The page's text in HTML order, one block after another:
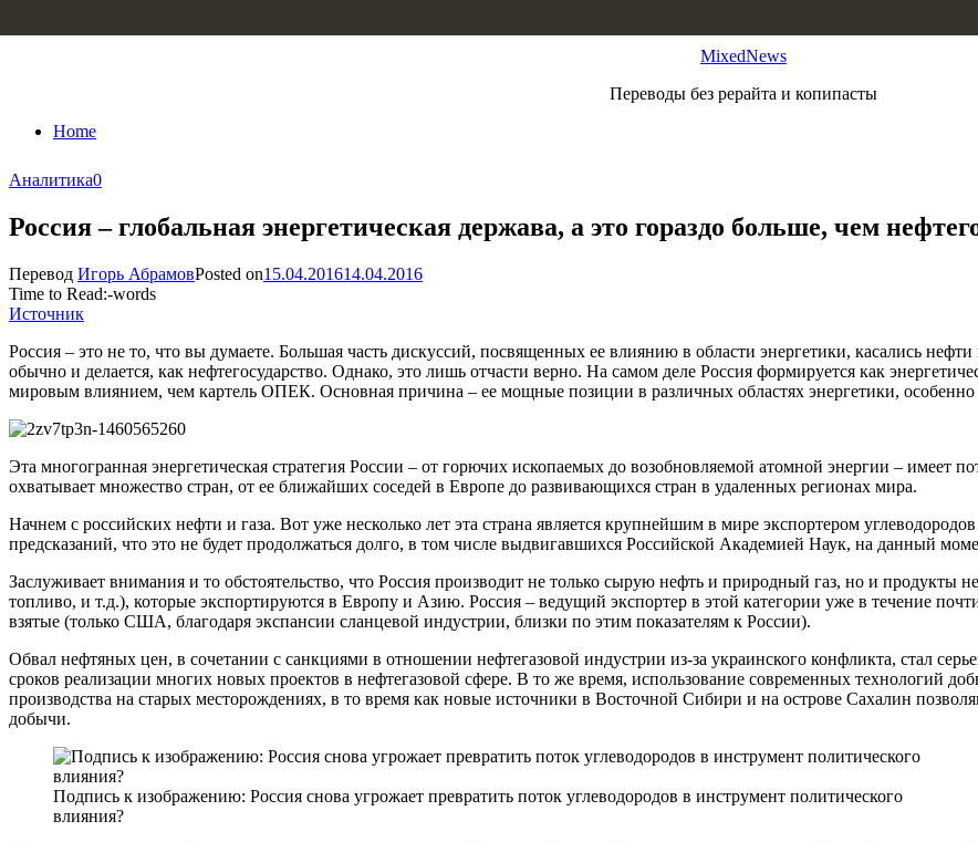
MixedNews
Переводы без рерайта и копипасты
Home
Аналитика0
Россия – глобальная энергетическая держава, а это гораздо больше, чем
Перевод Игорь АбрамовPosted on15.04.201614.04.2016
Time to Read:-words
Источник
Россия – это не то, что вы думаете. Большая часть дискуссий, посвященных ее влиянию в области энергетики, касались
обычно и делается, как нефтегосударство. Однако, это лишь отчасти верно. На самом деле Россия формируется как
мировым влиянием, чем картель ОПЕК. Основная причина – ее мощные позиции в различных областях энергетики, особенно
Эта многогранная энергетическая стратегия России – от горючих ископаемых до возобновляемой атомной энергии – имеет
охватывает множество стран, от ее ближайших соседей в Европе до развивающихся стран в удаленных регионах мира.
Начнем с российских нефти и газа. Вот уже несколько лет эта страна является крупнейшим в мире экспортером
предсказаний, что это не будет продолжаться долго, в том числе выдвигавшихся Российской Академией Наук, на данный
Заслуживает внимания и то обстоятельство, что Россия производит не только сырую нефть и природный газ, но и продукты
топливо, и т.д.), которые экспортируются в Европу и Азию. Россия – ведущий экспортер в этой категории уже в течение
взятые (только США, благодаря экспансии сланцевой индустрии, близки по этим показателям к России).
Обвал нефтяных цен, в сочетании с санкциями в отношении нефтегазовой индустрии из-за украинского конфликта, стал
сроков реализации многих новых проектов в нефтегазовой сфере. В то же время, использование современных технологий
производства на старых месторождениях, в то время как новые источники в Восточной Сибири и на острове Сахалин
добычи.
Подпись к изображению: Россия снова угрожает превратить поток углеводородов в инструмент политического
влияния?